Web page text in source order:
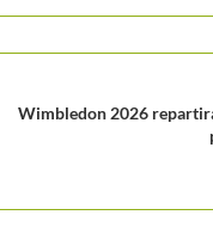
Wimbledon 2026